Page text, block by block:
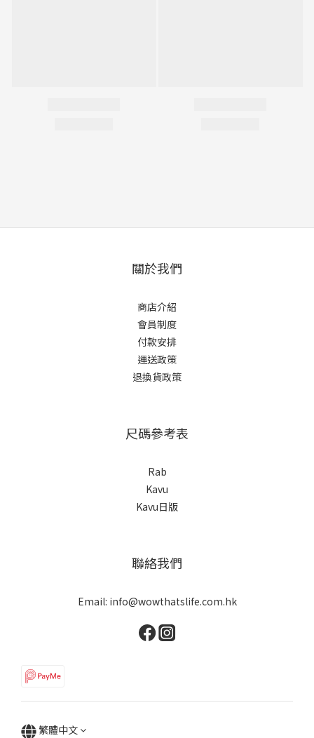
關於我們
商店介紹
會員制度
付款安排
運送政策
退換貨政策
尺碼參考表
Rab
Kavu
Kavu日版
聯絡我們
Email: info@wowthatslife.com.hk
繁體中文